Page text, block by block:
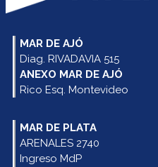
MAR DE AJÓ
Diag. RIVADAVIA 515
ANEXO MAR DE AJÓ
Rico Esq. Montevideo
MAR DE PLATA
ARENALES 2740
Ingreso MdP